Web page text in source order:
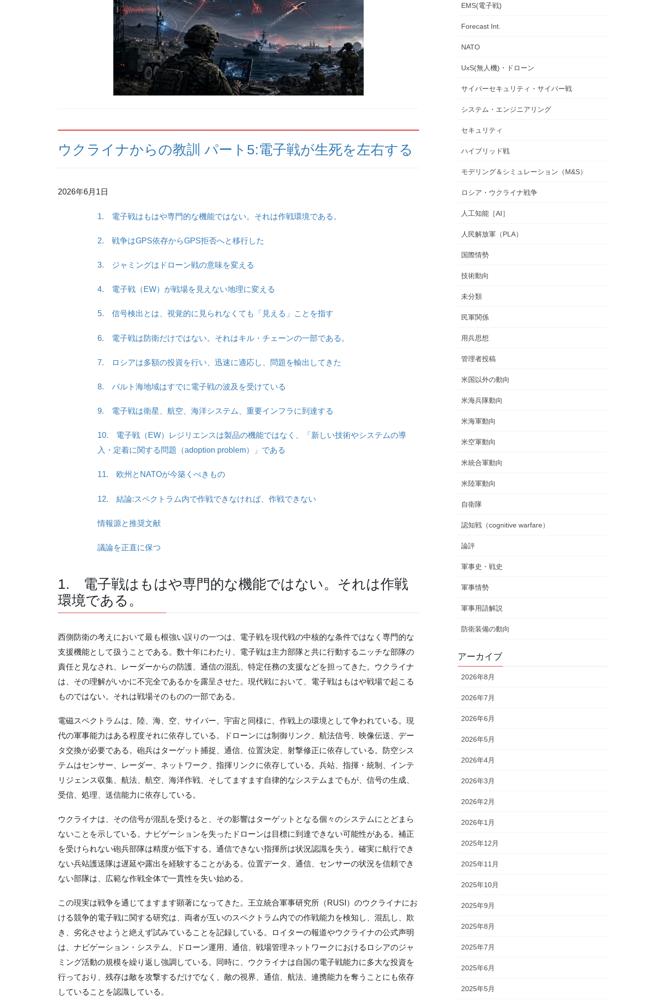
ウクライナからの教訓 パート5:電子戦が生死を左右する
2026年6月1日
1. 電子戦はもはや専門的な機能ではない。それは作戦環境である。
2. 戦争はGPS依存からGPS拒否へと移行した
3. ジャミングはドローン戦の意味を変える
4. 電子戦（EW）が戦場を見えない地理に変える
5. 信号検出とは、視覚的に見られなくても「見える」ことを指す
6. 電子戦は防衛だけではない。それはキル・チェーンの一部である。
7. ロシアは多額の投資を行い、迅速に適応し、問題を輸出してきた
8. バルト海地域はすでに電子戦の波及を受けている
9. 電子戦は衛星、航空、海洋システム、重要インフラに到達する
10. 電子戦（EW）レジリエンスは製品の機能ではなく、「新しい技術やシステムの導
入・定着に関する問題（adoption problem）」である
11. 欧州とNATOが今築くべきもの
12. 結論:スペクトラム内で作戦できなければ、作戦できない
情報源と推奨文献
議論を正直に保つ
1. 電子戦はもはや専門的な機能ではない。それは作戦
環境である。
西側防衛の考えにおいて最も根強い誤りの一つは、電子戦を現代戦の中核的な条件ではなく専門的な
支援機能として扱うことである。数十年にわたり、電子戦は主力部隊と共に行動するニッチな部隊の
責任と見なされ、レーダーからの防護、通信の混乱、特定任務の支援などを担ってきた。ウクライナ
は、その理解がいかに不完全であるかを露呈させた。現代戦において、電子戦はもはや戦場で起こる
ものではない。それは戦場そのものの一部である。
電磁スペクトラムは、陸、海、空、サイバー、宇宙と同様に、作戦上の環境として争われている。現
代の軍事能力はある程度それに依存している。ドローンには制御リンク、航法信号、映像伝送、デー
タ交換が必要である。砲兵はターゲット捕捉、通信、位置決定、射撃修正に依存している。防空シス
テムはセンサー、レーダー、ネットワーク、指揮リンクに依存している。兵站、指揮・統制、インテ
リジェンス収集、航法、航空、海洋作戦、そしてますます自律的なシステムまでもが、信号の生成、
受信、処理、送信能力に依存している。
ウクライナは、その信号が混乱を受けると、その影響はターゲットとなる個々のシステムにとどまら
ないことを示している。ナビゲーションを失ったドローンは目標に到達できない可能性がある。補正
を受けられない砲兵部隊は精度が低下する。通信できない指揮所は状況認識を失う。確実に航行でき
ない兵站護送隊は遅延や露出を経験することがある。位置データ、通信、センサーの状況を信頼でき
ない部隊は、広範な作戦全体で一貫性を失い始める。
この現実は戦争を通じてますます顕著になってきた。王立統合軍事研究所（RUSI）のウクライナにお
ける競争的電子戦に関する研究は、両者が互いのスペクトラム内での作戦能力を検知し、混乱し、欺
き、劣化させようと絶えず試みていることを記録している。ロイターの報道やウクライナの公式声明
は、ナビゲーション・システム、ドローン運用、通信、戦場管理ネットワークにおけるロシアのジャ
ミング活動の規模を繰り返し強調している。同時に、ウクライナは自国の電子戦能力に多大な投資を
行っており、残存は敵を攻撃するだけでなく、敵の視界、通信、航法、連携能力を奪うことにも依存
していることを認識している。
EMS(電子戦)
Forecast Int.
NATO
UxS(無人機)・ドローン
サイバーセキュリティ・サイバー戦
システム・エンジニアリング
セキュリティ
ハイブリッド戦
モデリング＆シミュレーション（M&S）
ロシア・ウクライナ戦争
人工知能［AI］
人民解放軍（PLA）
国際情勢
技術動向
未分類
民軍関係
用兵思想
管理者投稿
米国以外の動向
米海兵隊動向
米海軍動向
米空軍動向
米統合軍動向
米陸軍動向
自衛隊
認知戦（cognitive warfare）
論評
軍事史・戦史
軍事情勢
軍事用語解説
防衛装備の動向
アーカイブ
2026年8月
2026年7月
2026年6月
2026年5月
2026年4月
2026年3月
2026年2月
2026年1月
2025年12月
2025年11月
2025年10月
2025年9月
2025年8月
2025年7月
2025年6月
2025年5月